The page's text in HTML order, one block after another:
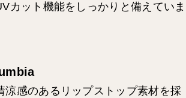
カット機能をしっかりと備えていま
感のあるリップストップ素材を採